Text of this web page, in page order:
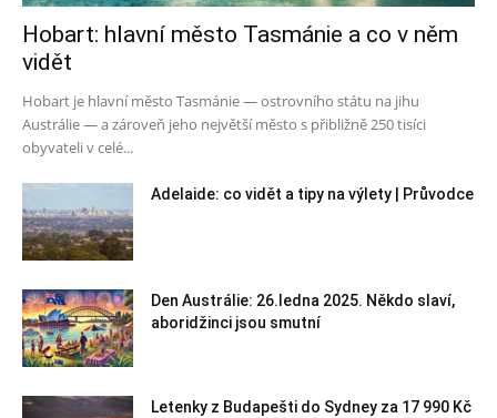
Hobart: hlavní město Tasmánie a co v něm
vidět
Hobart je hlavní město Tasmánie — ostrovního státu na jihu
Austrálie — a zároveň jeho největší město s přibližně 250 tisíci
obyvateli v celé...
Adelaide: co vidět a tipy na výlety | Průvodce
Den Austrálie: 26.ledna 2025. Někdo slaví,
aboridžinci jsou smutní
Letenky z Budapešti do Sydney za 17 990 Kč